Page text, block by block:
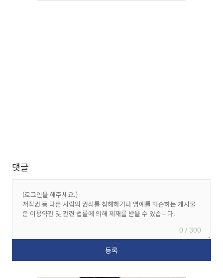
댓글
0 / 300